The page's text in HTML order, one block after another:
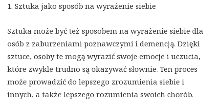
1. Sztuka jako sposób na wyrażenie siebie
Sztuka może być też sposobem na wyrażenie siebie dla
osób z zaburzeniami poznawczymi i demencją. Dzięki
sztuce, osoby te mogą wyrazić swoje emocje i uczucia,
które zwykle trudno są okazywać słownie. Ten proces
może prowadzić do lepszego zrozumienia siebie i
innych, a także lepszego rozumienia swoich chorób.